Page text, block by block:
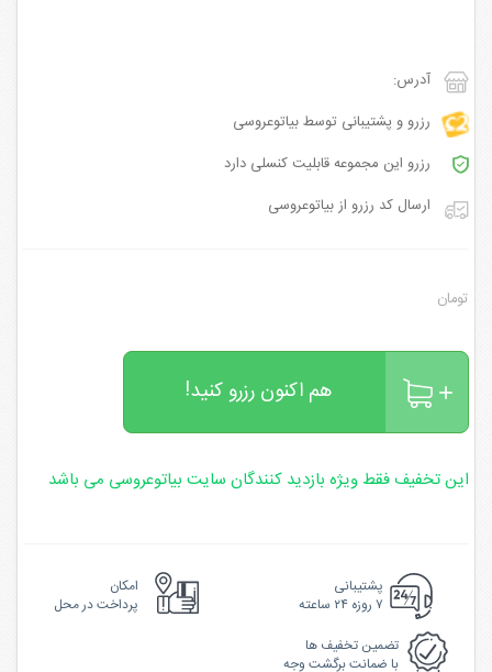
آدرس:
رزرو و پشتیبانی توسط بیاتوعروسی
رزرو این مجموعه قابلیت کنسلی دارد
ارسال کد رزرو از بیاتوعروسی
تومان
هم اکنون رزرو کنید!
این تخفیف فقط ویژه بازدید کنندگان سایت بیاتوعروسی می باشد
پشتیبانی
۷ روزه ۲۴ ساعته
امکان
پرداخت در محل
تضمین تخفیف ها
با ضمانت برگشت وجه